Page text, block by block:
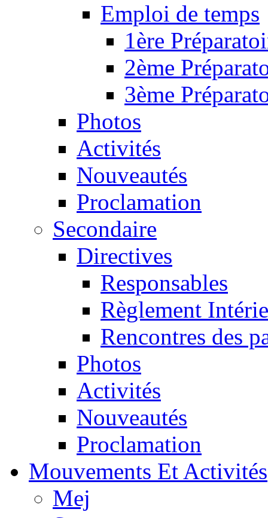
Emploi de temps
1ère
2ème
3ème
Photos
Activités
Nouveautés
Proclamation
Secondaire
Directives
Responsables
Règlement
Rencontres des
Photos
Activités
Nouveautés
Proclamation
Mouvements Et Activités
Mej